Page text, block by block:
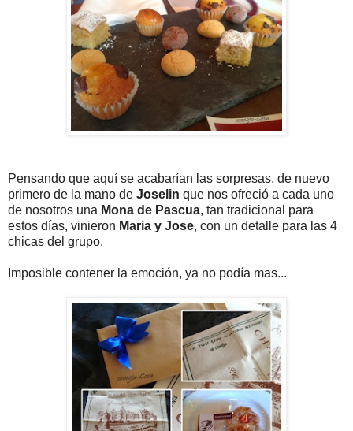
Pensando que aquí se acabarían las sorpresas, de nuevo
primero de la mano de Joselin que nos ofreció a cada uno
de nosotros una Mona de Pascua, tan tradicional para
estos días, vinieron Maria y Jose, con un detalle para las 4
chicas del grupo.
Imposible contener la emoción, ya no podía mas...